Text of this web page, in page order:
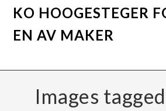
KO HOOGESTEGER
EN AV MAKER
Images